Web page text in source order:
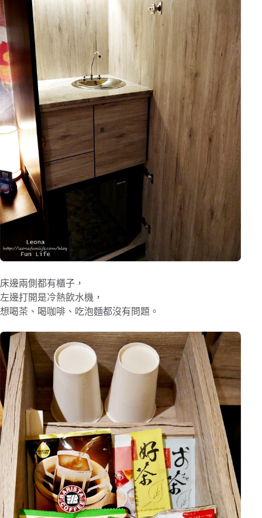
床邊兩側都有櫃子，
左邊打開是冷熱飲水機，
想喝茶、喝咖啡、吃泡麵都沒有問題。